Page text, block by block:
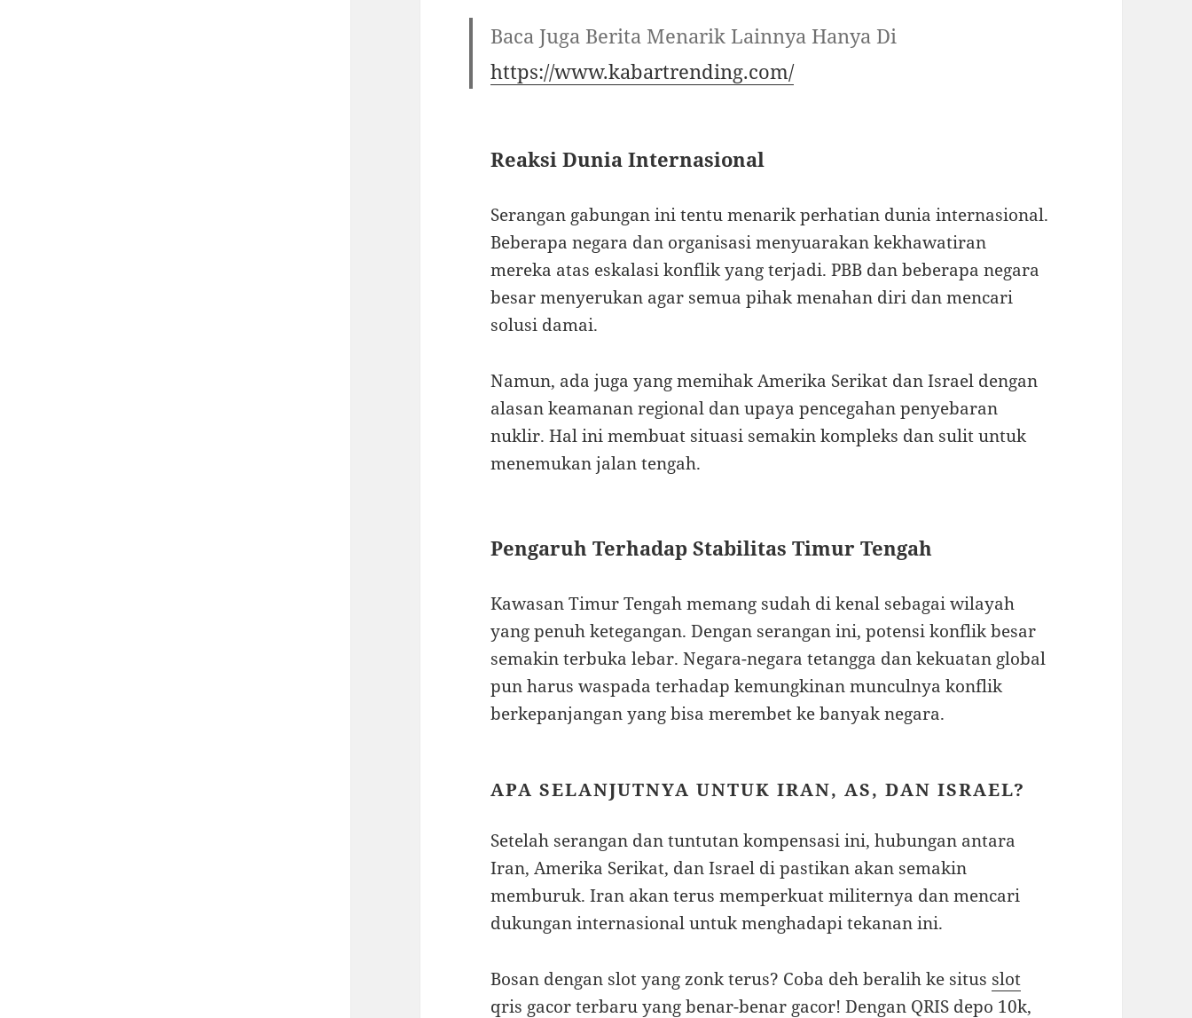
Baca Juga Berita Menarik Lainnya Hanya Di
https://www.kabartrending.com/
Reaksi Dunia Internasional
Serangan gabungan ini tentu menarik perhatian dunia internasional.
Beberapa negara dan organisasi menyuarakan kekhawatiran
mereka atas eskalasi konflik yang terjadi. PBB dan beberapa negara
besar menyerukan agar semua pihak menahan diri dan mencari
solusi damai.
Namun, ada juga yang memihak Amerika Serikat dan Israel dengan
alasan keamanan regional dan upaya pencegahan penyebaran
nuklir. Hal ini membuat situasi semakin kompleks dan sulit untuk
menemukan jalan tengah.
Pengaruh Terhadap Stabilitas Timur Tengah
Kawasan Timur Tengah memang sudah di kenal sebagai wilayah
yang penuh ketegangan. Dengan serangan ini, potensi konflik besar
semakin terbuka lebar. Negara-negara tetangga dan kekuatan global
pun harus waspada terhadap kemungkinan munculnya konflik
berkepanjangan yang bisa merembet ke banyak negara.
APA SELANJUTNYA UNTUK IRAN, AS, DAN ISRAEL?
Setelah serangan dan tuntutan kompensasi ini, hubungan antara
Iran, Amerika Serikat, dan Israel di pastikan akan semakin
memburuk. Iran akan terus memperkuat militernya dan mencari
dukungan internasional untuk menghadapi tekanan ini.
Bosan dengan slot yang zonk terus? Coba deh beralih ke situs slot
qris gacor terbaru yang benar-benar gacor! Dengan QRIS depo 10k,